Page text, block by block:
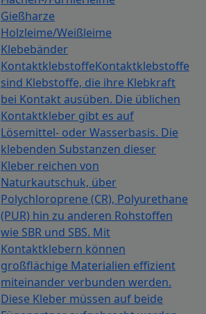
Gießharze
Holzleime/Weißleime
Klebebänder
KontaktklebstoffeKontaktklebstoffe
sind Klebstoffe, die ihre Klebkraft
bei Kontakt ausüben. Die üblichen
Kontaktkleber gibt es auf
Lösemittel- oder Wasserbasis. Die
klebenden Substanzen dieser
Kleber reichen von
Naturkautschuk, über
Polychloroprene (CR), Polyurethane
(PUR) hin zu anderen Rohstoffen
wie SBR und SBS. Mit
Kontaktklebern können
großflächige Materialien effizient
miteinander verbunden werden.
Diese Kleber müssen auf beide